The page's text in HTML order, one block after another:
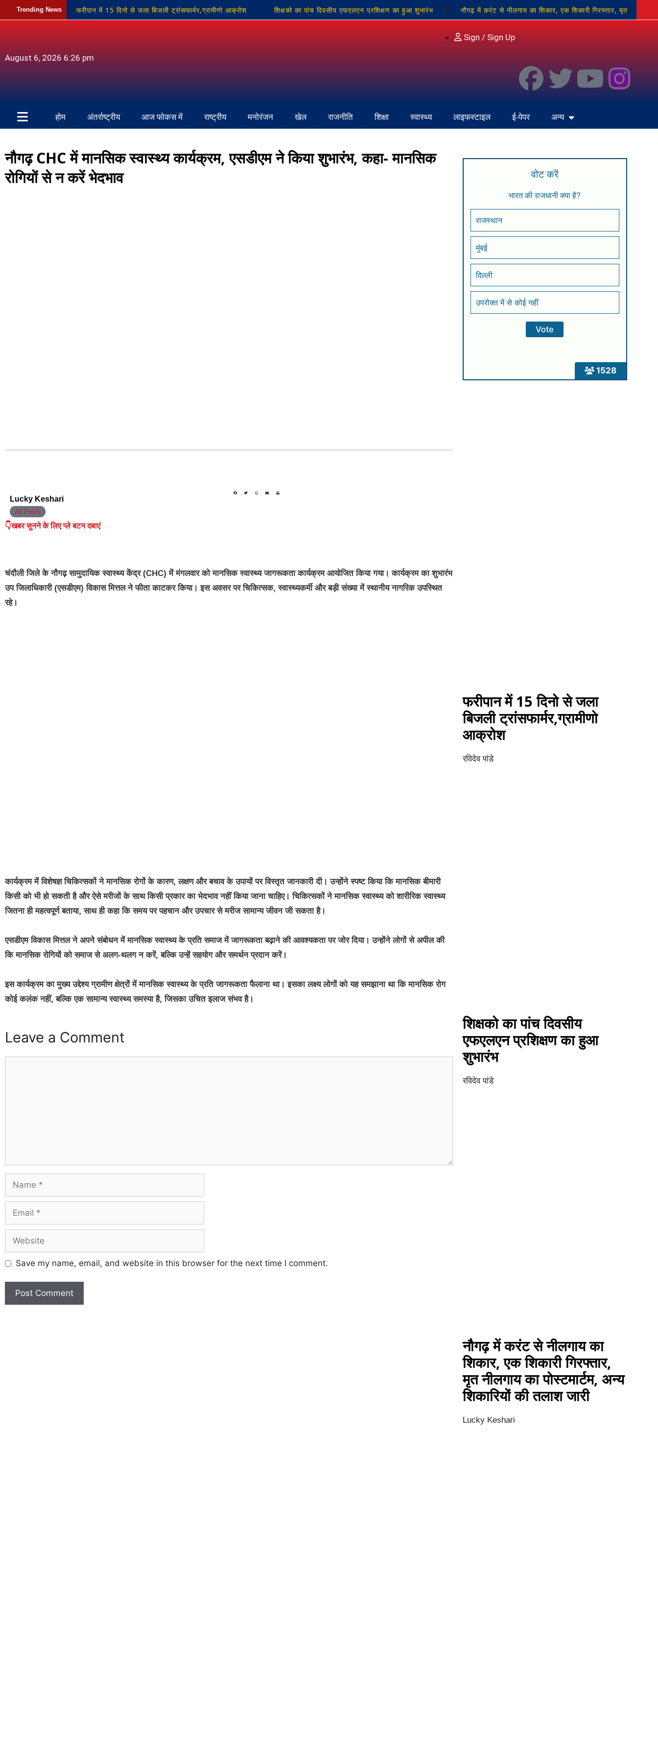
Trending News फरीपान में 15 दिनो से जला बिजली ट्रांसफार्मर,ग्रामीणो आक्रोश शिक्षको का पांच दिवसीय एफएलएन प्रशिक्षण का हुआ शुभारंभ नौगढ़ में करंट से नीलगाय का शिकार, एक शिकारी गिरफ्तार, मृत
August 6, 2026 6:26 pm
Sign / Sign Up
होम अंतर्राष्ट्रीय आज फोकस में राष्ट्रीय मनोरंजन खेल राजनीति शिक्षा स्वास्थ्य लाइफस्टाइल ई-पेपर अन्य
नौगढ़ CHC में मानसिक स्वास्थ्य कार्यक्रम, एसडीएम ने किया शुभारंभ, कहा- मानसिक
रोगियों से न करें भेदभाव
Lucky Keshari
All Posts
👇खबर सुनने के लिए प्ले बटन दबाएं
चंदौली जिले के नौगढ़ सामुदायिक स्वास्थ्य केंद्र (CHC) में मंगलवार को मानसिक स्वास्थ्य जागरूकता कार्यक्रम आयोजित किया गया। कार्यक्रम का शुभारंभ
उप जिलाधिकारी (एसडीएम) विकास मित्तल ने फीता काटकर किया। इस अवसर पर चिकित्सक, स्वास्थ्यकर्मी और बड़ी संख्या में स्थानीय नागरिक उपस्थित
रहे।
कार्यक्रम में विशेषज्ञ चिकित्सकों ने मानसिक रोगों के कारण, लक्षण और बचाव के उपायों पर विस्तृत जानकारी दी। उन्होंने स्पष्ट किया कि मानसिक बीमारी
किसी को भी हो सकती है और ऐसे मरीजों के साथ किसी प्रकार का भेदभाव नहीं किया जाना चाहिए। चिकित्सकों ने मानसिक स्वास्थ्य को शारीरिक स्वास्थ्य
जितना ही महत्वपूर्ण बताया, साथ ही कहा कि समय पर पहचान और उपचार से मरीज सामान्य जीवन जी सकता है।
एसडीएम विकास मित्तल ने अपने संबोधन में मानसिक स्वास्थ्य के प्रति समाज में जागरूकता बढ़ाने की आवश्यकता पर जोर दिया। उन्होंने लोगों से अपील की
कि मानसिक रोगियों को समाज से अलग-थलग न करें, बल्कि उन्हें सहयोग और समर्थन प्रदान करें।
इस कार्यक्रम का मुख्य उद्देश्य ग्रामीण क्षेत्रों में मानसिक स्वास्थ्य के प्रति जागरूकता फैलाना था। इसका लक्ष्य लोगों को यह समझाना था कि मानसिक रोग
कोई कलंक नहीं, बल्कि एक सामान्य स्वास्थ्य समस्या है, जिसका उचित इलाज संभव है।
Leave a Comment
Save my name, email, and website in this browser for the next time I comment.
1528
वोट करें
भारत की राजधानी क्या है?
राजस्थान
मुंबई
दिल्ली
उपरोक्त में से कोई नहीं
फरीपान में 15 दिनो से जला
बिजली ट्रांसफार्मर,ग्रामीणो
आक्रोश
रविदेव पांडे
शिक्षको का पांच दिवसीय
एफएलएन प्रशिक्षण का हुआ
शुभारंभ
रविदेव पांडे
नौगढ़ में करंट से नीलगाय का
शिकार, एक शिकारी गिरफ्तार,
मृत नीलगाय का पोस्टमार्टम, अन्य
शिकारियों की तलाश जारी
Lucky Keshari